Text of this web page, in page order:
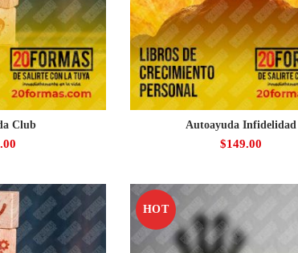
Club Autoayuda Infidelidad
$149.00
HOT